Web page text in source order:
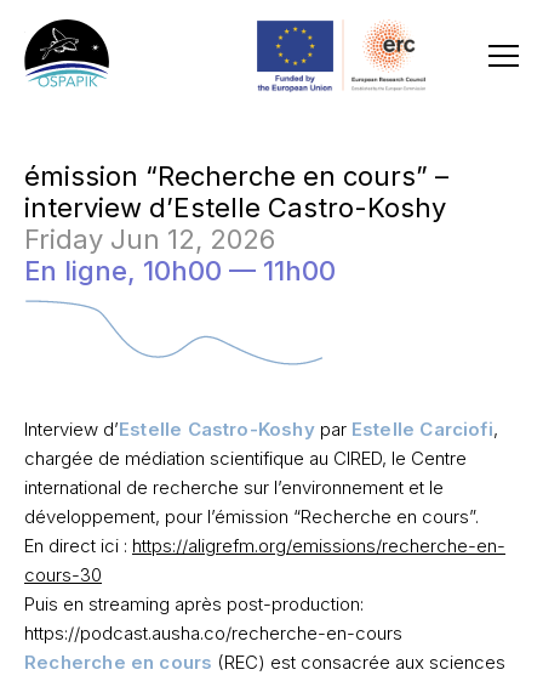
émission “Recherche en cours” –
interview d’Estelle Castro-Koshy
Friday Jun 12, 2026
En ligne, 10h00 — 11h00
Interview d’Estelle Castro-Koshypar Estelle Carciofi,
chargée de médiation scientifique au CIRED, le Centre
international de recherche sur l’environnement et le
développement, pour l’émission “Recherche en cours”.
En direct ici : https://aligrefm.org/emissions/recherche-en-
cours-30
Puis en streaming après post-production:
https://podcast.ausha.co/recherche-en-cours
Recherche en cours (REC) est consacrée aux sciences